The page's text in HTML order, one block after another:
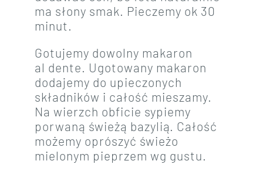
ma słony smak. Pieczemy ok 30
minut.
Gotujemy dowolny makaron
al dente. Ugotowany makaron
dodajemy do upieczonych
składników i całość mieszamy.
Na wierzch obficie sypiemy
porwaną świeżą bazylią. Całość
możemy oprószyć świeżo
mielonym pieprzem wg gustu.